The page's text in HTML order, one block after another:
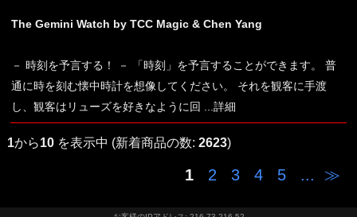
The Gemini Watch by TCC Magic & Chen Yang
－ 時刻を予言する！ － 「時刻」を予言することができます。 普
通に時を刻む懐中時計を想像してください。 それを観客に手渡
し、観客はリューズを好きなように回
...詳細
1から10 を表示中 (新着商品の数: 2623)
1 2 3 4 5 ... ≫